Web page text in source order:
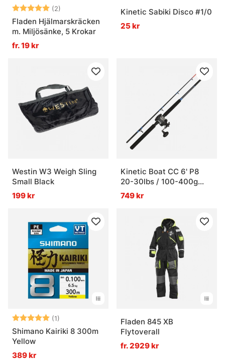
Vad behövs för havsfiske?
Vad passar bäst när strömmen är hård?
Vad är viktigt att tänka på i saltvatten?
Betyg: (2)
5.0 utav 5 stjärnor
Fladen Hjälmarskräcken
m. Miljösänke, 5 Krokar
fr. 19 kr
Kinetic Sabiki Disco #1/0
25 kr
Westin W3 Weigh Sling
Small Black
199 kr
Kinetic Boat CC 6' P8
20-30lbs / 100-400g
2sec
749 kr
Betyg: (1)
5.0 utav 5 stjärnor
Shimano Kairiki 8 300m
Yellow
389 kr
Fladen 845 XB
Flytoverall
fr. 2929 kr